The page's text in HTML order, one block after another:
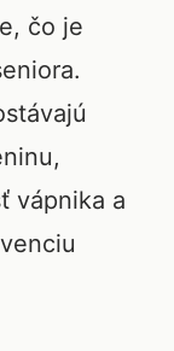
čo je
vápnika a